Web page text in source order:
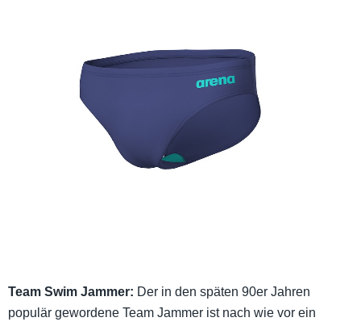
Team Swim Jammer: Der in den späten 90er Jahren
populär gewordene Team Jammer ist nach wie vor ein